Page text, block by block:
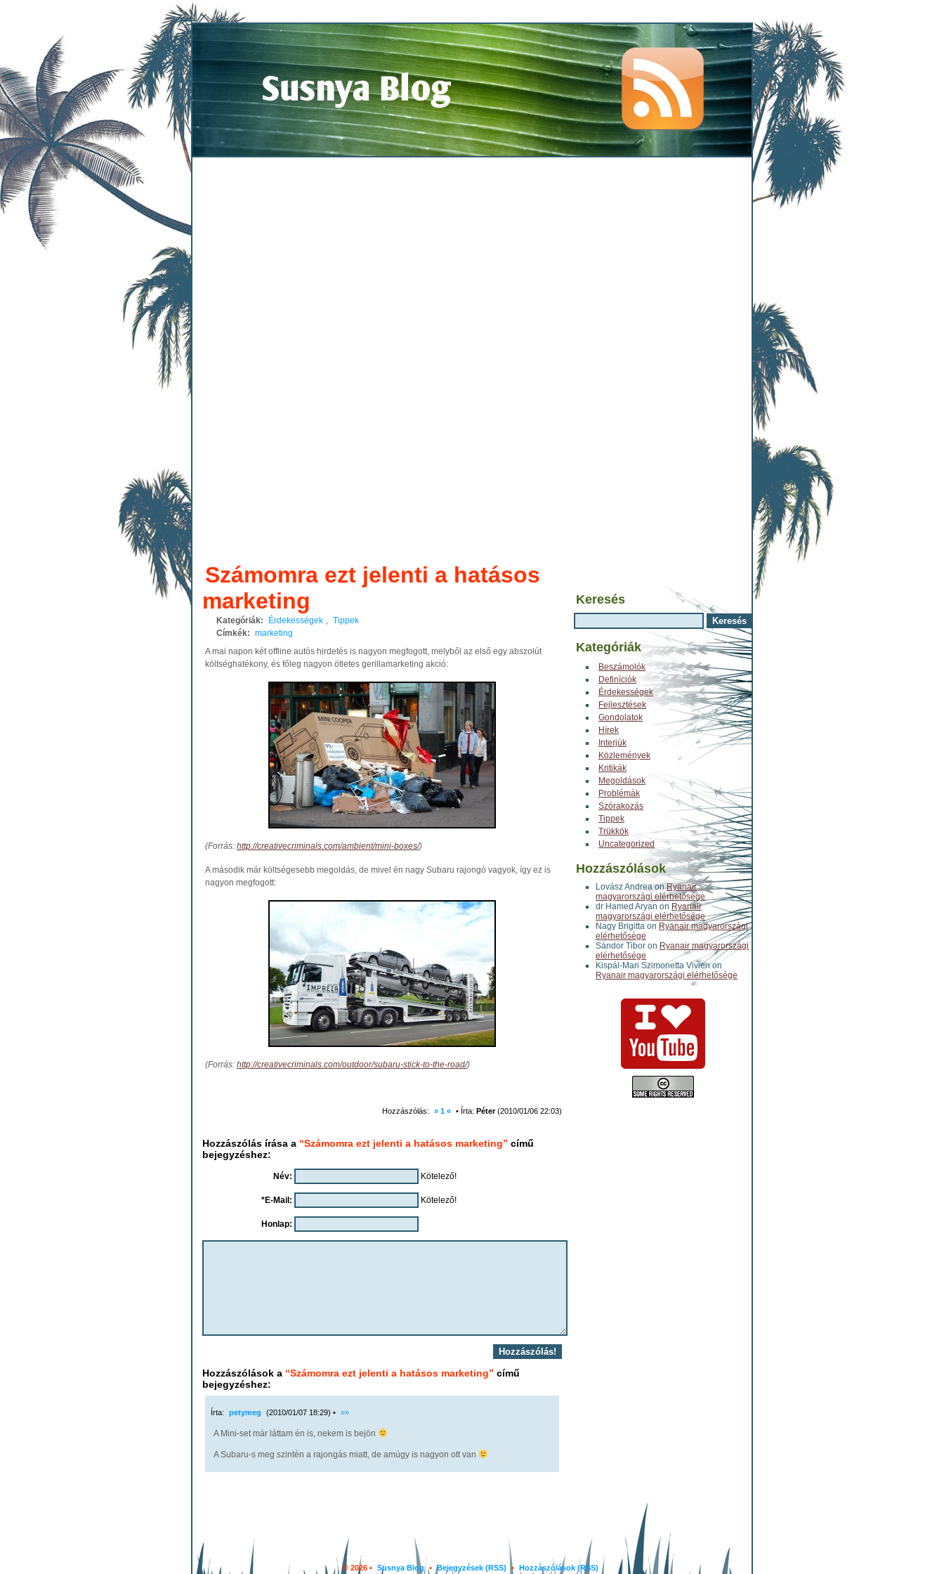
Számomra ezt jelenti a hatásos
marketing
Kategóriák: Érdekességek , Tippek
Címkék: marketing
A mai napon két offline autós hirdetés is nagyon megfogott, melyből az első egy abszolút
költséghatékony, és főleg nagyon ötletes gerillamarketing akció:
(Forrás: http://creativecriminals.com/ambient/mini-boxes/)
A második már költségesebb megoldás, de mivel én nagy Subaru rajongó vagyok, így ez is
nagyon megfogott:
(Forrás: http://creativecriminals.com/outdoor/subaru-stick-to-the-road/)
Hozzászólás: » 1 « • Írta: Péter(2010/01/06 22:03)
Hozzászólás írása a “Számomra ezt jelenti a hatásos marketing” című
bejegyzéshez:
Név: Kötelező!
*E-Mail: Kötelező!
Honlap:
Hozzászólások a “Számomra ezt jelenti a hatásos marketing” című
bejegyzéshez:
Írta: petymeg (2010/01/07 18:29) • »»
A Mini-set már láttam én is, nekem is bejön
A Subaru-s meg szintén a rajongás miatt, de amúgy is nagyon ott van
Keresés
Kategóriák
Beszámolók
Definíciók
Érdekességek
Fejlesztések
Gondolatok
Hírek
Interjúk
Közlemények
Kritikák
Megoldások
Problémák
Szórakozás
Tippek
Trükkök
Uncategorized
Hozzászólások
Lovász Andrea onRyanair
magyarországi elérhetősége
dr Hamed Aryan on Ryanair
magyarországi elérhetősége
Nagy Brigitta on Ryanair magyarországi
elérhetősége
Sándor Tibor on Ryanair magyarországi
elérhetősége
Kispál-Mari Szimonetta Vivienon
Ryanair magyarországi elérhetősége
© 2026 • Susnya Blog • Bejegyzések (RSS) • Hozzászólások (RSS)